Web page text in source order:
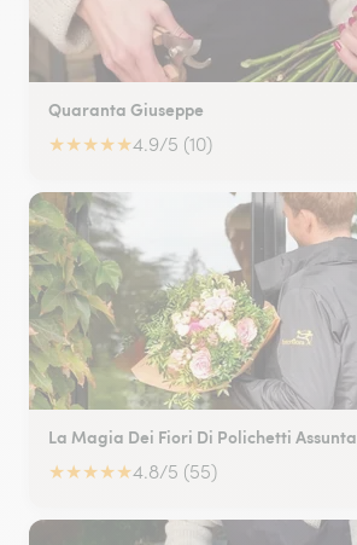
Quaranta Giuseppe
★★★★★4.9/5 (10)
La Magia Dei Fiori Di Polichetti Assunta
★★★★★4.8/5 (55)